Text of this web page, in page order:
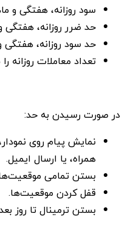
سود روزانه، هفتگی و
حد ضرر روزانه، هفتگی
حد سود روزانه، هفتگی
تعداد معاملات روزانه
در صورت رسیدن به حد:
نمایش پیام روی
همراه، یا ارسال ایمیل.
بستن تمامی
قفل کردن موقعیت‌ها.
بستن ترمینال تا روز